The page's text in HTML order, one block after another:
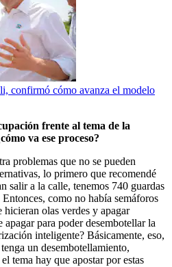
confirmó cómo avanza el modelo
frente al tema de la
va ese proceso?
problemas que no se pueden
lo primero que recomendé
salir a la calle, tenemos 740 guardas
como no había semáforos
hicieran olas verdes y apagar
apagar para poder desembotellar la
inteligente? Básicamente, eso,
un desembotellamiento,
tema hay que apostar por estas